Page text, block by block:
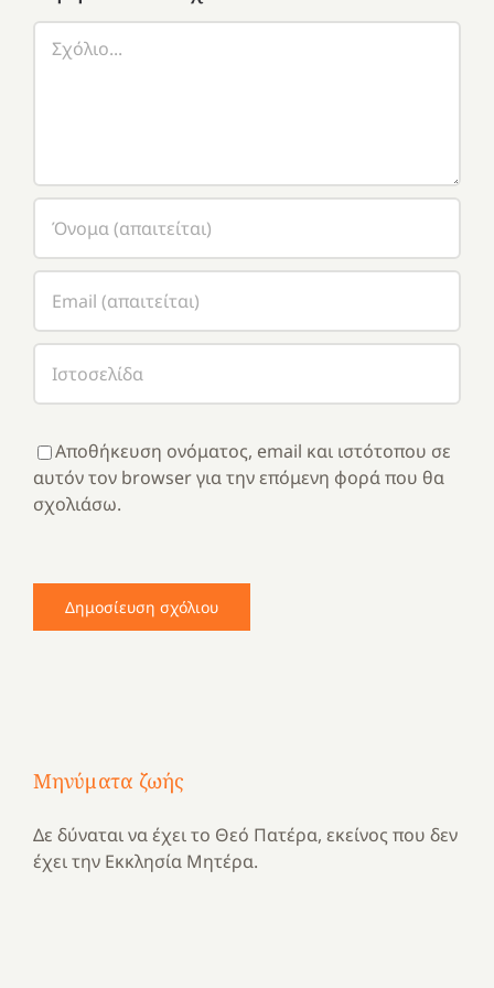
Αποθήκευση ονόματος, email και ιστότοπου σε
αυτόν τον browser για την επόμενη φορά που θα
σχολιάσω.
Μηνύματα ζωής
Δε δύναται να έχει το Θεό Πατέρα, εκείνος που δεν
έχει την Εκκλησία Μητέρα.